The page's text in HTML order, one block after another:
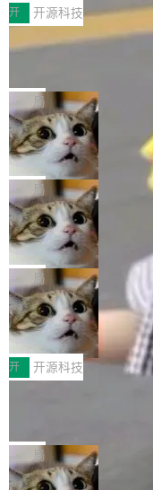
常维护操作，并完整支
村国家自主创新示范区
由中关村智联软件服务
“智构可信·质创未来
式”为主题，直面AI从实
的核心质量命题。会上
工具选型手册》发布，
nt智能测试系统入选AI测
O而言，这提示了一个
工具升级为企业的质量
现实 过去两年，CIO们
一是如何让大模型和智
向生产，二是如何让测
开 开源科技
让非法状态不可表示：
有一种东西，一旦用过
eev 管它叫"软件设计的
鲜——代数数据类型（
（sum type）。但他说
型系统的学术体操，是
章从一个简单的例子切
设置，如果用布尔值 +
ean 表示是否可切换，
色方案、深色方案——会
合。方案缺了、配置冲
哪些组合有效，作者说
者部落知识"。 换个写
变体：Switchable...
局
Cloudflare 开源内部
dflare OS
Cloudflare 发布了一个
S。如果你只看官方博
个"AI 知识库 + 聊天机
做，没什么新鲜的。 但
r 上把事情说清楚了：
re OS，一个带连接器的
有科技公司做的一样。
样。这是 Sandstorm.io
那个创业公司。不同的
lare Workers 上——我花
——并且深度集成了 AI。
局
Deno 团队开源 Celld
布式 Durable Objects
Ryan Dahl 领导的
目 Celld，一个能在自
Workers 和 Durable
计思路很直接：每个对
数据库，按名称寻址，
存储库里。节点之间只
没有控制平面，没有共
个小型数据库，应用天
库的竞争和爆炸半径问
了。 闲置的 cell 会休眠
l 迁移或唤醒时，新宿主
局
鲁大师7月新机性能/
性能、流畅双第一，
新折叠缺席
2026年7月的手机市场
增，手机厂商的日子也
放缓，因此硝烟味淡了
高价的三星折叠（三星
Fold8 / Z Flip8）外，
例如iQOO Z11i、
te 17 Pro、OPPO K15
开 开源科技
Zed 编辑器团队发布了
个在 git commit 之间记
本控制系统。目前处于
局